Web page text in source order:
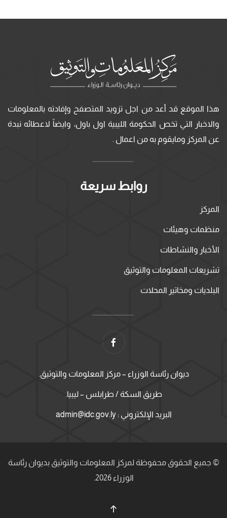
هذا الموقع قد أعد من اجل تزويد المتصفح وإفادته بالمعلومات
والاخبار التي تخص الحكومة الليبية اول باول، وايضاً لاعطائه نبدة
عن المركز ومايقوم به من اعمال .
روابط سريعة
المركز
منظمات وهيئات
الأخبار والنشاطات
تشريعات المعلومات والتوثيق
البلديات ومخاتير المحلات
ديوان رئاسة الوزراء – مركز المعلومات والتوثيق.
طريق السكة / طرابلس – ليبيا.
البريد الإلكتروني : admin@idc.gov.ly
© جميع الحقوق محفوظة لمركز المعلومات والتوثيق بديوان رئاسة
الوزراء 2026.